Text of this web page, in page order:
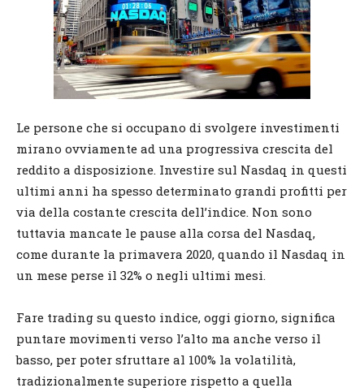
Le persone che si occupano di svolgere investimenti
mirano ovviamente ad una progressiva crescita del
reddito a disposizione. Investire sul Nasdaq in questi
ultimi anni ha spesso determinato grandi profitti per
via della costante crescita dell’indice. Non sono
tuttavia mancate le pause alla corsa del Nasdaq,
come durante la primavera 2020, quando il Nasdaq in
un mese perse il 32% o negli ultimi mesi.
Fare trading su questo indice, oggi giorno, significa
puntare movimenti verso l’alto ma anche verso il
basso, per poter sfruttare al 100% la volatilità,
tradizionalmente superiore rispetto a quella